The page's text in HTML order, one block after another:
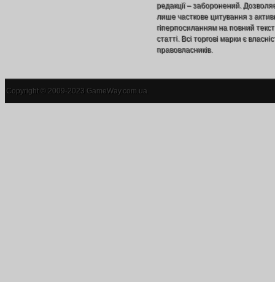
редакції – заборонений.
лише часткове цитування з
гіперпосиланням на повний текст
статті. Всі торгові марки є
правовласників.
Copyright © 2009-2023 GameWay.com.ua